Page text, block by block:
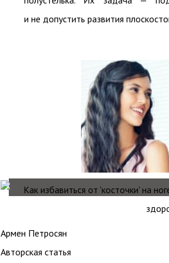
и не допустить развития
Армен Петросян
Авторская статья